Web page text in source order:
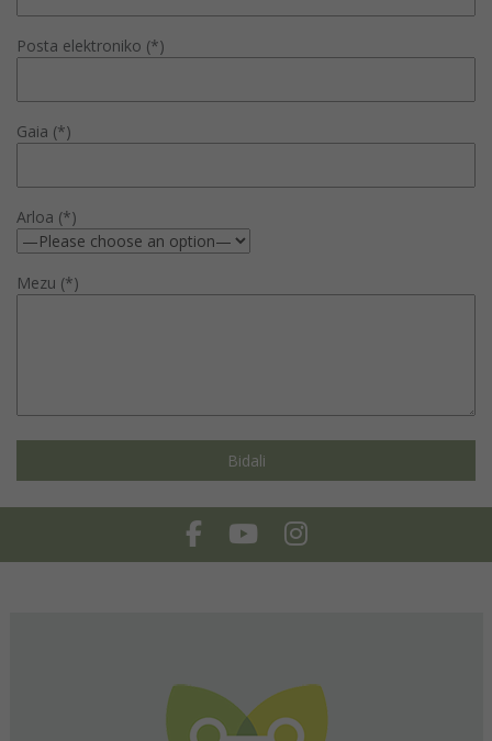
Posta elektroniko (*)
Gaia (*)
Arloa (*)
Mezu (*)
FacebookYoutubeInstagram